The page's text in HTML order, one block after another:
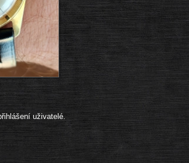
uživatelé.